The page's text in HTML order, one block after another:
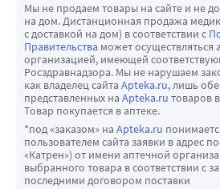
Мы не продаем товары на сайте и не
на дом. Дистанционная продажа
с доставкой на дом) в соответствии с
Правительства может осуществляться
организацией, имеющей
Росздравнадзора. Мы не нарушаем
как владелец сайта Apteka.ru, лишь
представленных на Apteka.ru товаров
Товар покупается в аптеке.
*под «заказом» на Apteka.ru
пользователем сайта заявки в адрес
«Катрен») от имени аптечной
выбранного товара в соответствии с
последними договором поставки